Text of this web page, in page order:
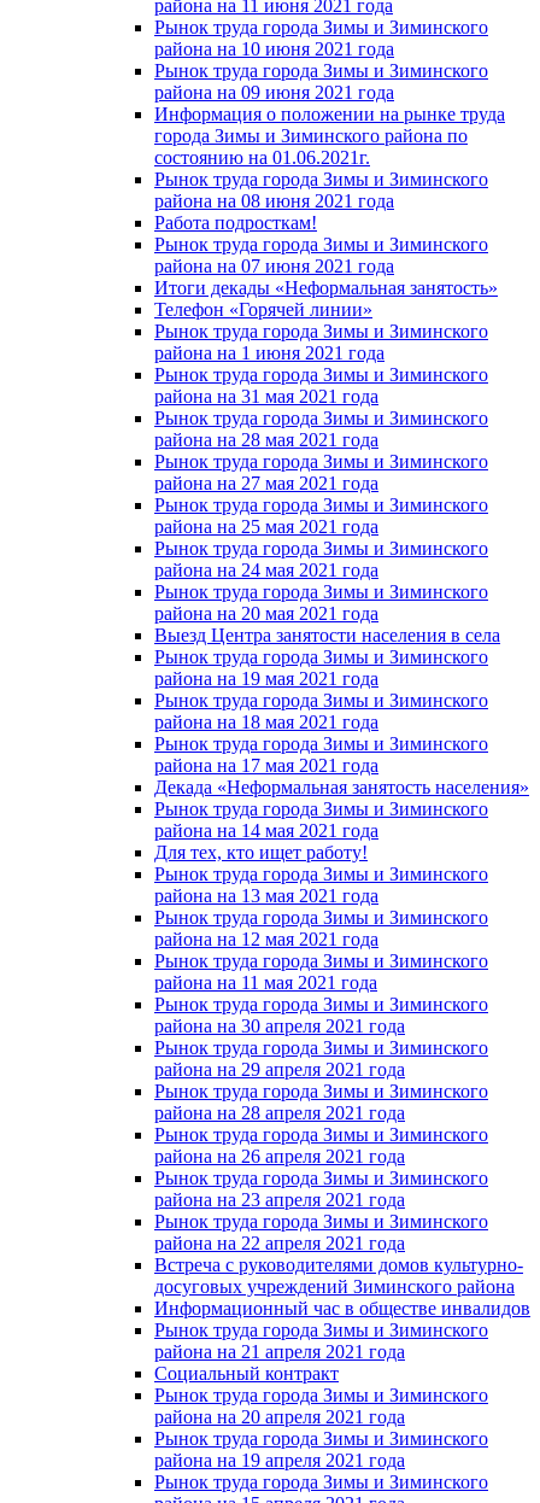
района на 11 июня 2021 года
Рынок труда города Зимы и Зиминского
района на 10 июня 2021 года
Рынок труда города Зимы и Зиминского
района на 09 июня 2021 года
Информация о положении на рынке труда
города Зимы и Зиминского района по
состоянию на 01.06.2021г.
Рынок труда города Зимы и Зиминского
района на 08 июня 2021 года
Работа подросткам!
Рынок труда города Зимы и Зиминского
района на 07 июня 2021 года
Итоги декады «Неформальная занятость»
Телефон «Горячей линии»
Рынок труда города Зимы и Зиминского
района на 1 июня 2021 года
Рынок труда города Зимы и Зиминского
района на 31 мая 2021 года
Рынок труда города Зимы и Зиминского
района на 28 мая 2021 года
Рынок труда города Зимы и Зиминского
района на 27 мая 2021 года
Рынок труда города Зимы и Зиминского
района на 25 мая 2021 года
Рынок труда города Зимы и Зиминского
района на 24 мая 2021 года
Рынок труда города Зимы и Зиминского
района на 20 мая 2021 года
Выезд Центра занятости населения в села
Рынок труда города Зимы и Зиминского
района на 19 мая 2021 года
Рынок труда города Зимы и Зиминского
района на 18 мая 2021 года
Рынок труда города Зимы и Зиминского
района на 17 мая 2021 года
Декада «Неформальная занятость населения»
Рынок труда города Зимы и Зиминского
района на 14 мая 2021 года
Для тех, кто ищет работу!
Рынок труда города Зимы и Зиминского
района на 13 мая 2021 года
Рынок труда города Зимы и Зиминского
района на 12 мая 2021 года
Рынок труда города Зимы и Зиминского
района на 11 мая 2021 года
Рынок труда города Зимы и Зиминского
района на 30 апреля 2021 года
Рынок труда города Зимы и Зиминского
района на 29 апреля 2021 года
Рынок труда города Зимы и Зиминского
района на 28 апреля 2021 года
Рынок труда города Зимы и Зиминского
района на 26 апреля 2021 года
Рынок труда города Зимы и Зиминского
района на 23 апреля 2021 года
Рынок труда города Зимы и Зиминского
района на 22 апреля 2021 года
Встреча с руководителями домов культурно-
досуговых учреждений Зиминского района
Информационный час в обществе инвалидов
Рынок труда города Зимы и Зиминского
района на 21 апреля 2021 года
Социальный контракт
Рынок труда города Зимы и Зиминского
района на 20 апреля 2021 года
Рынок труда города Зимы и Зиминского
района на 19 апреля 2021 года
Рынок труда города Зимы и Зиминского